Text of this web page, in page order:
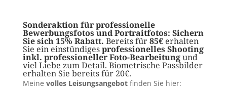
Sonderaktion für professionelle
Bewerbungsfotos und Portraitfotos: Sichern
Sie sich 15% Rabatt. Bereits für85€erhalten
Sie ein einstündigesprofessionelles Shooting
inkl. professioneller Foto-Bearbeitungund
viel Liebe zum Detail. Biometrische Passbilder
erhalten Sie bereits für 20€.
Meine volles Leisungsangebotfinden Sie hier: